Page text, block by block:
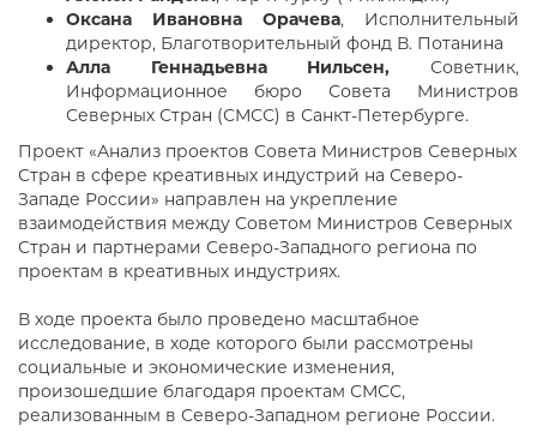
Оксана Ивановна Орачева, Исполнительный
директор, Благотворительный фонд В. Потанина
Алла Геннадьевна Нильсен, Советник,
Информационное бюро Совета Министров
Северных Стран (СМСС) в Санкт-Петербурге.
Проект «Анализ проектов Совета Министров Северных
Стран в сфере креативных индустрий на Северо-
Западе России» направлен на укрепление
взаимодействия между Советом Министров Северных
Стран и партнерами Северо-Западного региона по
проектам в креативных индустриях.
В ходе проекта было проведено масштабное
исследование, в ходе которого были рассмотрены
социальные и экономические изменения,
произошедшие благодаря проектам СМСС,
реализованным в Северо-Западном регионе России.